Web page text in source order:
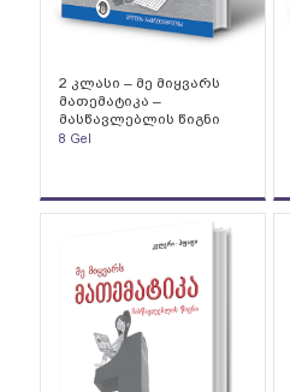
2 კლასი – მე მიყვარს
მათემატიკა –
მასწავლებლის წიგნი
8 Gel